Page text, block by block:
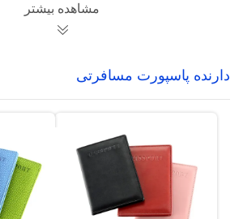
مشاهده بیشتر
دارنده پاسپورت مسافرتی